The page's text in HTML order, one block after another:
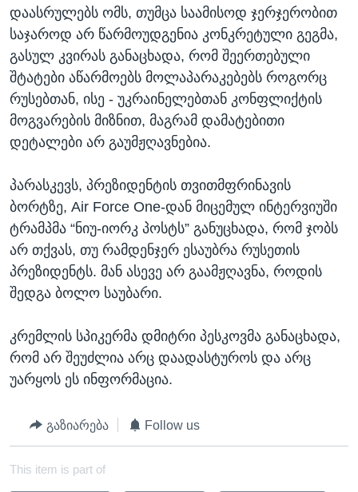
დაასრულებს ომს, თუმცა საამისოდ ჯერჯერობით
საჯაროდ არ წარმოუდგენია კონკრეტული გეგმა,
გასულ კვირას განაცხადა, რომ შეერთებული
შტატები აწარმოებს მოლაპარაკებებს როგორც
რუსებთან, ისე - უკრაინელებთან კონფლიქტის
მოგვარების მიზნით, მაგრამ დამატებითი
დეტალები არ გაუმჟღავნებია.
პარასკევს, პრეზიდენტის თვითმფრინავის
ბორტზე, Air Force One-დან მიცემულ ინტერვიუში
ტრამპმა “ნიუ-იორკ პოსტს” განუცხადა, რომ ჯობს
არ თქვას, თუ რამდენჯერ ესაუბრა რუსეთის
პრეზიდენტს. მან ასევე არ გაამჟღავნა, როდის
შედგა ბოლო საუბარი.
კრემლის სპიკერმა დმიტრი პესკოვმა განაცხადა,
რომ არ შეუძლია არც დაადასტუროს და არც
უარყოს ეს ინფორმაცია.
გაზიარება Follow us
This item is part of